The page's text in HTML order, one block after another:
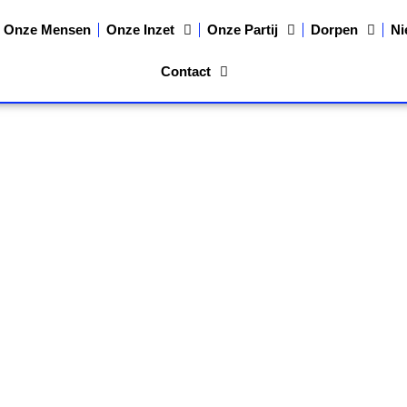
Onze Mensen Onze Inzet Onze Partij Dorpen
Contact